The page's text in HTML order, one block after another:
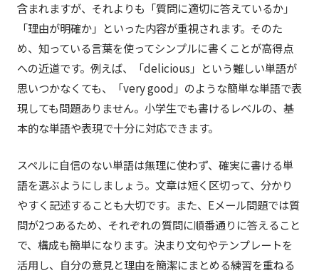
含まれますが、それよりも「質問に適切に答えているか」
「理由が明確か」といった内容が重視されます。そのた
め、知っている言葉を使ってシンプルに書くことが高得点
への近道です。例えば、「delicious」という難しい単語が
思いつかなくても、「very good」のような簡単な単語で表
現しても問題ありません。小学生でも書けるレベルの、基
本的な単語や表現で十分に対応できます。
スペルに自信のない単語は無理に使わず、確実に書ける単
語を選ぶようにしましょう。文章は短く区切って、分かり
やすく記述することも大切です。また、Eメール問題では質
問が2つあるため、それぞれの質問に順番通りに答えること
で、構成も簡単になります。決まり文句やテンプレートを
活用し、自分の意見と理由を簡潔にまとめる練習を重ねる